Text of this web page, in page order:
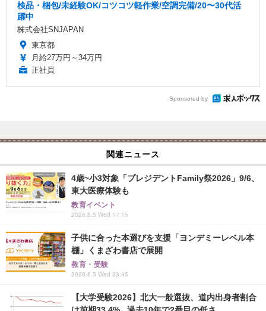
検品・梱包/未経験OK/コツコツ軽作業/空調完備/20〜30代活
躍中
株式会社SNJAPAN
東京都
月給27万円～34万円
正社員
Sponsored by
関連ニュース
4歳~小3対象「プレジデントFamily祭2026」9/6、
東大医療体験も
教育イベント
2026.8.5 Wed 17:15
子供に合った本選びを支援「ヨンデミーレベル本
棚」くまざわ書店で展開
教育・受験
2026.8.5 Wed 23:45
【大学受験2026】北大一般選抜、道内出身者割合